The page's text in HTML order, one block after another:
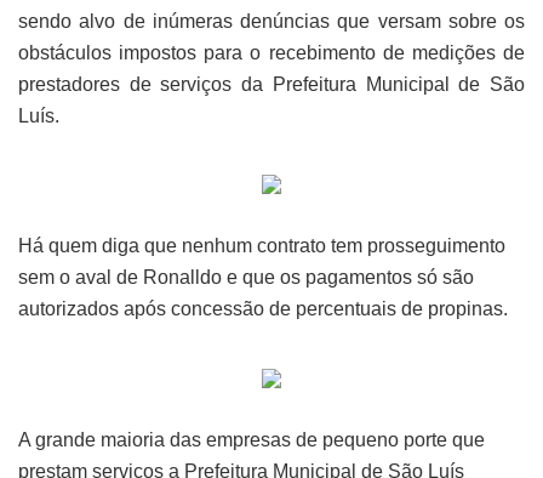
sendo alvo de inúmeras denúncias que versam sobre os
obstáculos impostos para o recebimento de medições de
prestadores de serviços da Prefeitura Municipal de São
Luís.
Há quem diga que nenhum contrato tem prosseguimento
sem o aval de Ronalldo e que os pagamentos só são
autorizados após concessão de percentuais de propinas.
A grande maioria das empresas de pequeno porte que
prestam serviços a Prefeitura Municipal de São Luís